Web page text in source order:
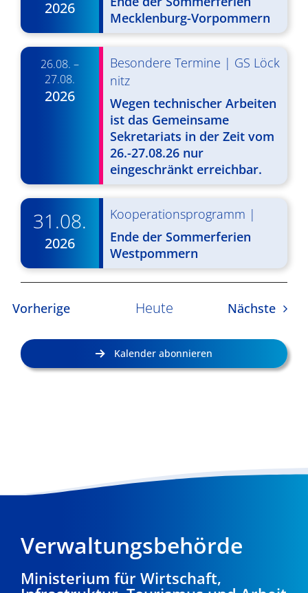
v
i
g
a
i
o
n
2026
Mecklenburg-Vorpommern
26.08. –
27.08.
2026
Besondere Termine | GS Löck
nitz
Wegen technischer Arbeiten
ist das Gemeinsame
Sekretariats in der Zeit vom
26.-27.08.26 nur
eingeschränkt erreichbar.
31.08.
2026
Kooperationsprogramm |
Ende der Sommerferien
Westpommern
VorherigeVeranstaltungen
Heute Nächste
Kalender abonnieren
Verwaltungsbehörde
Ministerium für Wirtschaft,